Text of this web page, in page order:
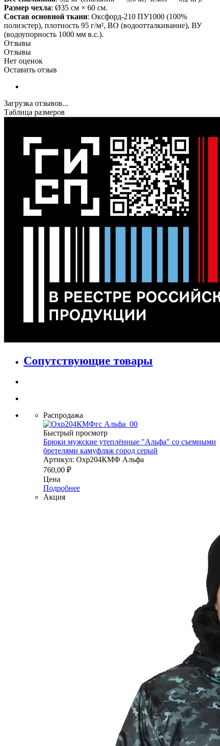
Размер чехла: Ø35 см × 60 см.
Состав основной ткани: Оксфорд-210 ПУ1000 (100%
полиэстер), плотность 95 г/м², ВО (водоотталкивание), ВУ
(водоупорность 1000 мм в.с.).
Отзывы
Отзывы
Нет оценок
Оставить отзыв
Загрузка отзывов...
Таблица размеров
Сопутствующие товары
Распродажа
Быстрый просмотр
Брюки мужские утеплённые "Альфа" со съемными
бретелями камуфляж город серый
Артикул: Охр204КМФ Альфа
760,00 ₽
Цена
Подробнее
Акция